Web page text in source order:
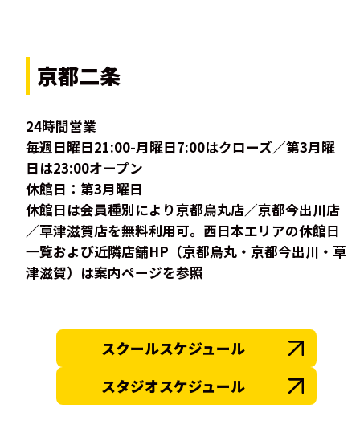
京都二条
24時間営業
毎週日曜日21:00-月曜日7:00はクローズ／第3月曜
日は23:00オープン
休館日：第3月曜日
休館日は会員種別により京都烏丸店／京都今出川店
／草津滋賀店を無料利用可。西日本エリアの休館日
一覧および近隣店舗HP（京都烏丸・京都今出川・草
津滋賀）は案内ページを参照
スクールスケジュール
スタジオスケジュール